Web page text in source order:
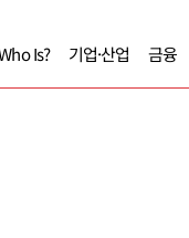
Is? 기업·산업 금융